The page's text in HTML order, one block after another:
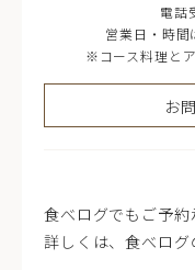
電話
営業日・時間
※コース料理と
お
食べログでもご予約
詳しくは、食べログ